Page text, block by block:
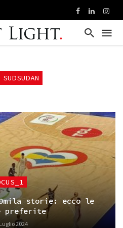
storie: ecco le
preferite
2024